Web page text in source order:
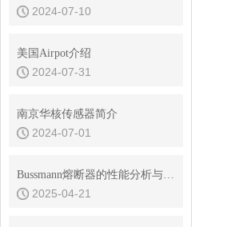
2024-07-10
美国Airpot介绍
2024-07-31
南京华核传感器简介
2024-07-01
Bussmann熔断器的性能分析与耐用性测试
2025-04-21